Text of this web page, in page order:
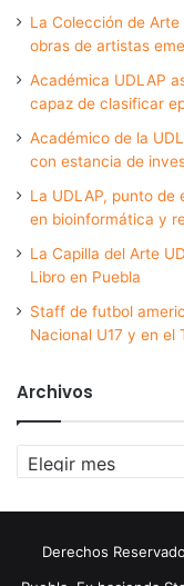
La Colección de
obras de artistas
Académica UDLAP
capaz de clasificar
Académico de la
con estancia de
La UDLAP, punto
en bioinformática y
La Capilla del Arte
Libro en Puebla
Staff de futbol
Nacional U17 y en el
Archivos
Archivos
Derechos